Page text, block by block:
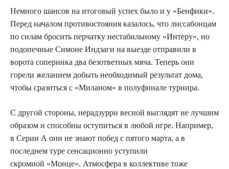
Немного шансов на итоговый успех было и у «Бенфики».
Перед началом противостояния казалось, что лиссабонцам
по силам бросить перчатку нестабильному «Интеру», но
подопечные Симоне Индзаги на выезде отправили в
ворота соперника два безответных мяча. Теперь они
горели желанием добыть необходимый результат дома,
чтобы сразиться с «Миланом» в полуфинале турнира.
С другой стороны, нерадзурри весной выглядят не лучшим
образом и способны оступиться в любой игре. Например,
в Серии А они не знают побед с пятого марта, а в
последнем туре сенсационно уступили
скромной «Монце». Атмосфера в коллективе тоже